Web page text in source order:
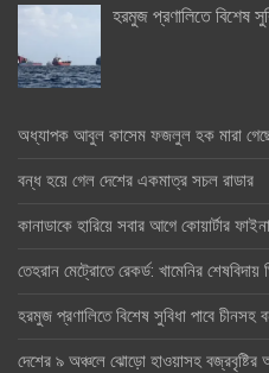
হরমুজ প্রণালিতে বিশেষ
অধ্যাপক আবুল কাসেম ফজলুল হক মারা
বন্ধ হয়ে গেল দেশের একমাত্র সচল রাডার
কানাডাকে হারিয়ে সবার আগে কোয়ার্টার
তেহরান মেট্রোতে রেকর্ড: খামেনির
হরমুজ প্রণালিতে বিশেষ সুবিধা পাবে
দেশের ৯ অঞ্চলে ঝোড়ো হাওয়াসহ বজ্রবৃষ্টির